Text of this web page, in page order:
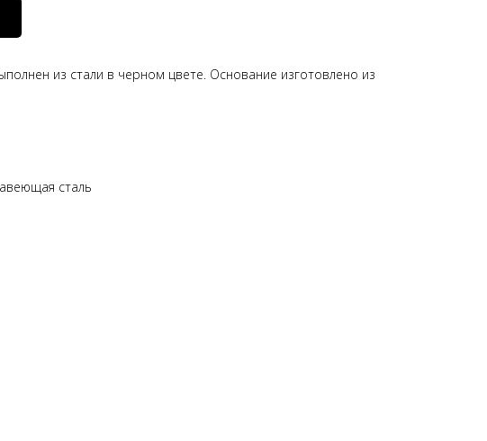
из стали в черном цвете. Основание изготовлено из
сталь